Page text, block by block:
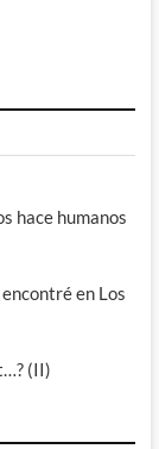
hace humanos
en Los
(II)